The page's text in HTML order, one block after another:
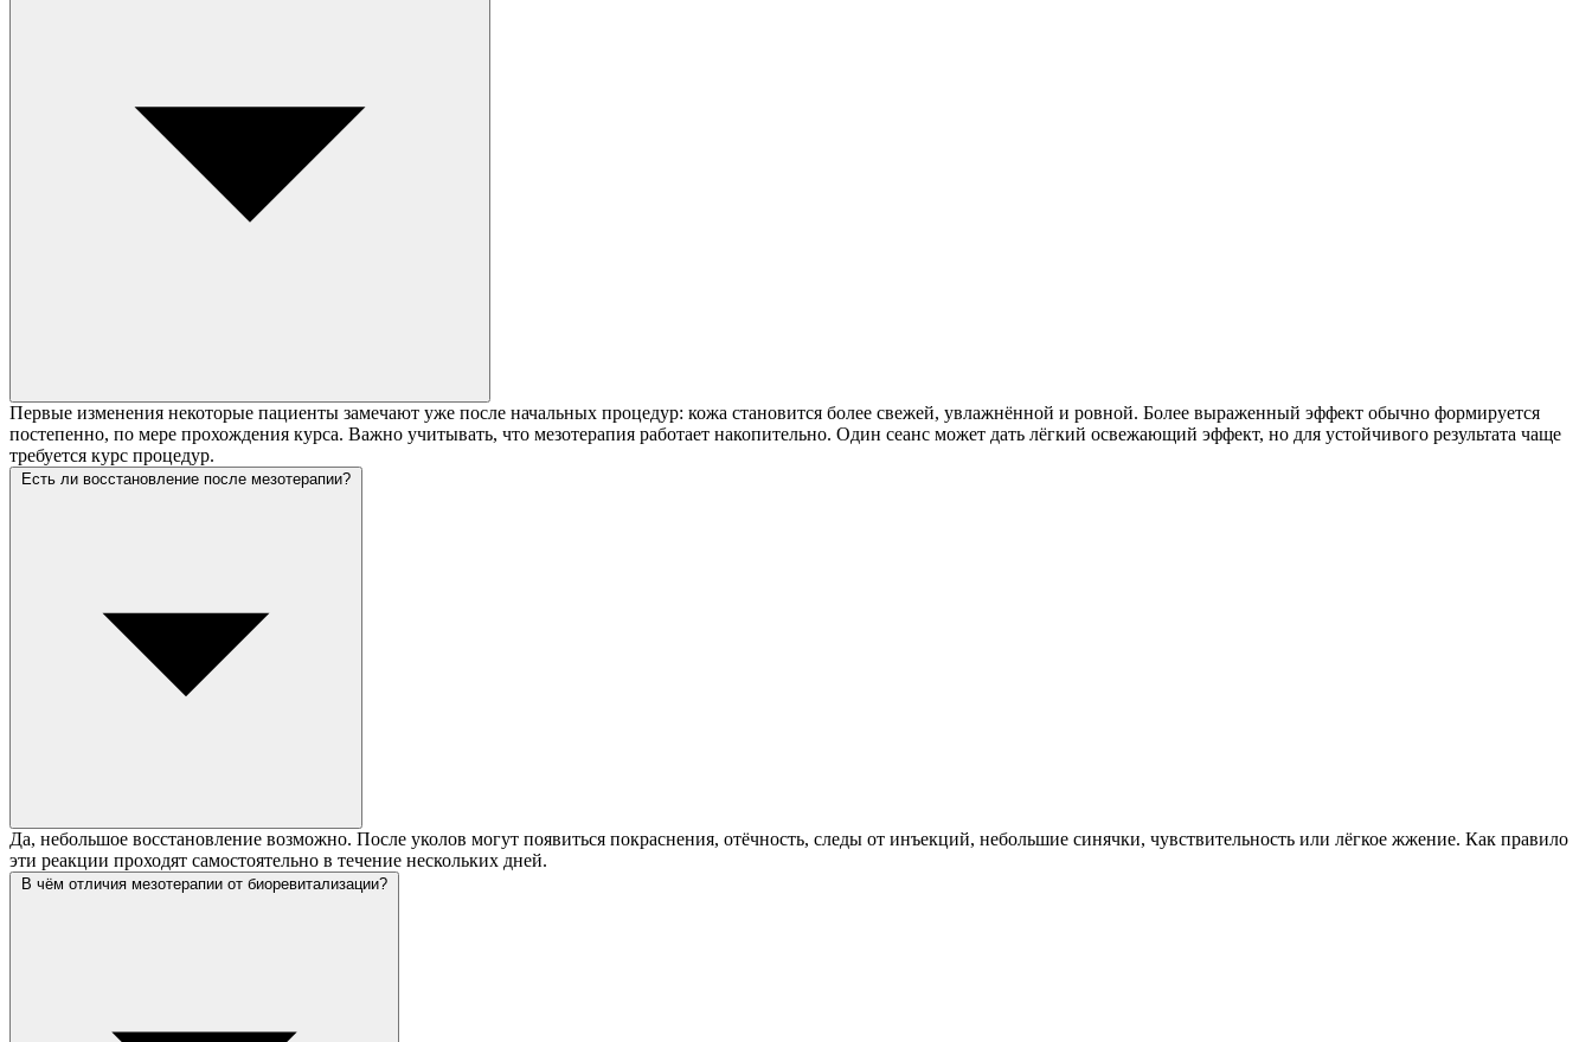
Первые изменения некоторые пациенты замечают уже после начальных процедур: кожа становится более свежей, увлажнённой и ровной. Более выраженный эффект обычно формируется
постепенно, по мере прохождения курса. Важно учитывать, что мезотерапия работает накопительно. Один сеанс может дать лёгкий освежающий эффект, но для устойчивого результата чаще
требуется курс процедур.
Есть ли восстановление после мезотерапии?
Да, небольшое восстановление возможно. После уколов могут появиться покраснения, отёчность, следы от инъекций, небольшие синячки, чувствительность или лёгкое жжение. Как правило
эти реакции проходят самостоятельно в течение нескольких дней.
В чём отличия мезотерапии от биоревитализации?